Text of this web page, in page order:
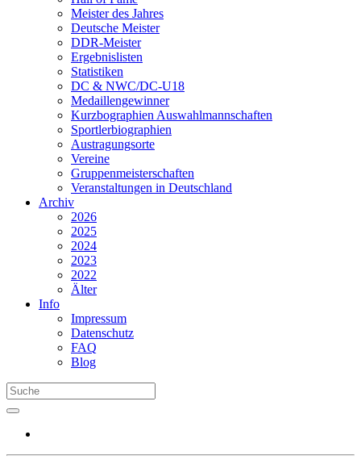
Meister des Jahres
Deutsche Meister
DDR-Meister
Ergebnislisten
Statistiken
DC & NWC/DC-U18
Medaillengewinner
Kurzbographien Auswahlmannschaften
Sportlerbiographien
Austragungsorte
Vereine
Gruppenmeisterschaften
Veranstaltungen in Deutschland
Archiv
2026
2025
2024
2023
2022
Älter
Info
Impressum
Datenschutz
FAQ
Blog